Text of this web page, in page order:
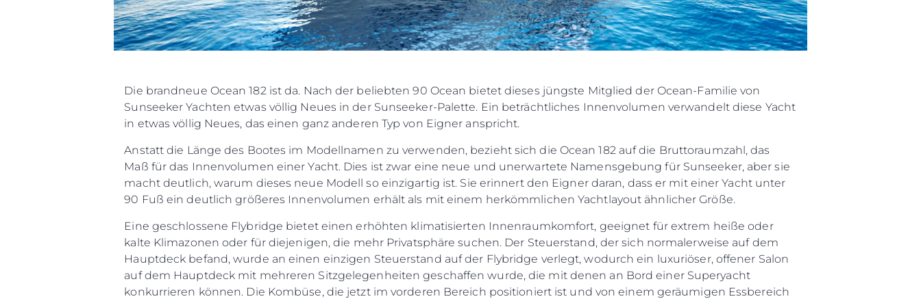
Die brandneue Ocean 182 ist da. Nach der beliebten 90 Ocean bietet dieses jüngste Mitglied der Ocean-Familie von
Sunseeker Yachten etwas völlig Neues in der Sunseeker-Palette. Ein beträchtliches Innenvolumen verwandelt diese Yacht
in etwas völlig Neues, das einen ganz anderen Typ von Eigner anspricht.
Anstatt die Länge des Bootes im Modellnamen zu verwenden, bezieht sich die Ocean 182 auf die Bruttoraumzahl, das
Maß für das Innenvolumen einer Yacht. Dies ist zwar eine neue und unerwartete Namensgebung für Sunseeker, aber sie
macht deutlich, warum dieses neue Modell so einzigartig ist. Sie erinnert den Eigner daran, dass er mit einer Yacht unter
90 Fuß ein deutlich größeres Innenvolumen erhält als mit einem herkömmlichen Yachtlayout ähnlicher Größe.
Eine geschlossene Flybridge bietet einen erhöhten klimatisierten Innenraumkomfort, geeignet für extrem heiße oder
kalte Klimazonen oder für diejenigen, die mehr Privatsphäre suchen. Der Steuerstand, der sich normalerweise auf dem
Hauptdeck befand, wurde an einen einzigen Steuerstand auf der Flybridge verlegt, wodurch ein luxuriöser, offener Salon
auf dem Hauptdeck mit mehreren Sitzgelegenheiten geschaffen wurde, die mit denen an Bord einer Superyacht
konkurrieren können. Die Kombüse, die jetzt im vorderen Bereich positioniert ist und von einem geräumigen Essbereich
Kontakt
Cookies
ERKLÄRUNG ZUR
MODERNEN SKLAVEREI
ALLGEMEINE
GESCHÄFTSBEDINGUNGEN
RECRUITING
Bootscharter
Neuigkeiten
Veranstaltungen
Die Firma
Das Team
Geschichte
Bewerten Sie Ihr Boot